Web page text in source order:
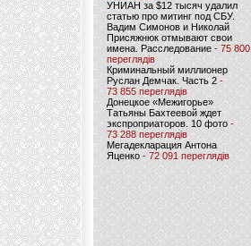
УНИАН за $12 тысяч удалил
статью про митинг под СБУ.
Вадим Симонов и Николай
Присяжнюк отмывают свои
имена. Расследование - 75 800
переглядів
Криминальный миллионер
Руслан Демчак. Часть 2-
73 855 переглядів
Донецкое «Межигорье»
Татьяны Бахтеевой ждет
экспроприаторов. 10 фото -
73 288 переглядів
Мегадекларация Антона
Яценко - 72 091 переглядів